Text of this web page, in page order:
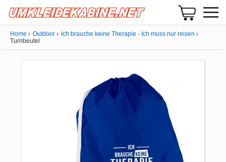
Home Outdoor
Ich brauche keine Therapie - Ich muss nur reisen
Turnbeutel